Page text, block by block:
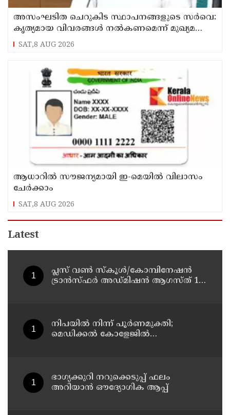
അസംഘടിത ചെറുകിട സ്ഥാപനങ്ങളുടെ സർവെ:
കൃത്യമായ വിവരങ്ങൾ നൽകണമെന്ന് മുഖ്യമന്ത്രി
വി ഡി സതീശൻ
SAT,8 AUG 2026
ആധാറിൽ സൗജന്യമായി ഇ-മെയിൽ വിലാസം
ചേർക്കാം
SAT,8 AUG 2026
Latest
പ്ലസ് വൺ സ്‌കൂൾ/കോമ്പിനേഷൻ
ട്രാൻസ്ഫർ അഡ്മിഷൻ ആഗസ്ത് 10,
നിപയിൽ നിന്ന് പൂർണമുക്തി;
മെഡിക്കൽ കോളേജിൽ
ഭാഗ്യക്കുറി നറുക്കെടുപ്പ് ഫലം
അറിയാൻ ഔദ്യോഗിക ആപ്പ്